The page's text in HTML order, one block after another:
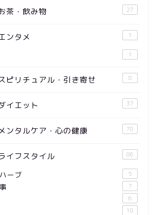
茶・飲み物 27
ンタメ 1
1
ピリチュアル・引き寄せ 8
イエット 37
ンタルケア・心の健康 70
イフスタイル 86
ーブ 5
7
6
10